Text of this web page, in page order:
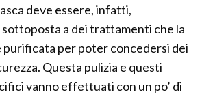
deve essere, infatti,
a dei trattamenti che la
purificata per poter concedersi dei
Questa pulizia e questi
vanno effettuati con un po’ di